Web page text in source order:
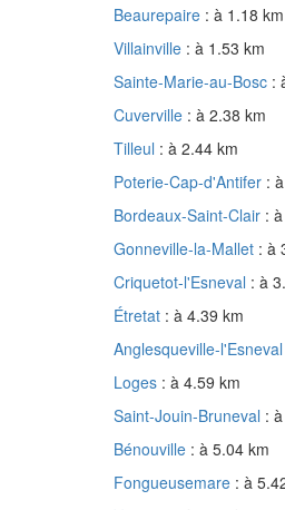
Beaurepaire : à 1.18 km
Villainville : à 1.53 km
Sainte-Marie-au-Bosc :
Cuverville : à 2.38 km
Tilleul : à 2.44 km
Poterie-Cap-d'Antifer :
Bordeaux-Saint-Clair :
Gonneville-la-Mallet : à
Criquetot-l'Esneval : à
Étretat : à 4.39 km
Anglesqueville-l'Esneval
Loges : à 4.59 km
Saint-Jouin-Bruneval :
Bénouville : à 5.04 km
Fongueusemare : à